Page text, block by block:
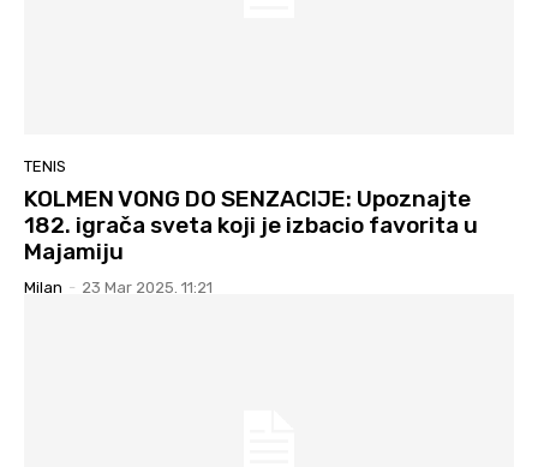
TENIS
KOLMEN VONG DO SENZACIJE: Upoznajte
182. igrača sveta koji je izbacio favorita u
Majamiju
Milan - 23 Mar 2025. 11:21